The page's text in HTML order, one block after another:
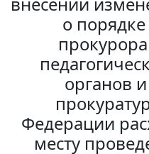
о
органов
Федерации
месту